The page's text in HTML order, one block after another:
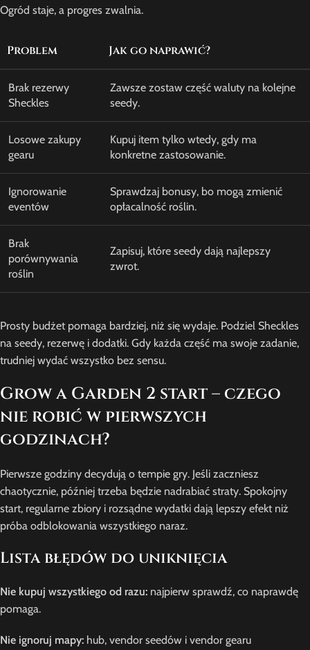
Ogród staje, a progres zwalnia.
Problem Jak go naprawić?
Brak rezerwy
Sheckles
Zawsze zostaw część waluty na kolejne
seedy.
Losowe zakupy
gearu
Kupuj item tylko wtedy, gdy ma
konkretne zastosowanie.
Ignorowanie
eventów
Sprawdzaj bonusy, bo mogą zmienić
opłacalność roślin.
Brak
porównywania
roślin
Zapisuj, które seedy dają najlepszy
zwrot.
Prosty budżet pomaga bardziej, niż się wydaje. Podziel Sheckles
na seedy, rezerwę i dodatki. Gdy każda część ma swoje zadanie,
trudniej wydać wszystko bez sensu.
Grow a Garden 2 start – czego
nie robić w pierwszych
godzinach?
Pierwsze godziny decydują o tempie gry. Jeśli zaczniesz
chaotycznie, później trzeba będzie nadrabiać straty. Spokojny
start, regularne zbiory i rozsądne wydatki dają lepszy efekt niż
próba odblokowania wszystkiego naraz.
Lista błędów do uniknięcia
Nie kupuj wszystkiego od razu: najpierw sprawdź, co naprawdę
pomaga.
Nie ignoruj mapy: hub, vendor seedów i vendor gearu